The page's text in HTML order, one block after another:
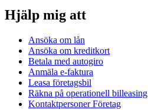
Hjälp mig att
Ansöka om lån
Ansöka om kreditkort
Betala med autogiro
Anmäla e-faktura
Leasa företagsbil
Räkna på operationell billeasing
Kontaktpersoner Företag